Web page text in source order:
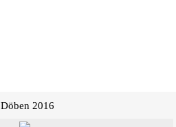
Döben 2016